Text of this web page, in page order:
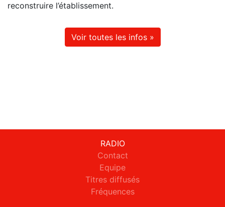
reconstruire l’établissement.
Voir toutes les infos »
RADIO
Contact
Equipe
Titres diffusés
Fréquences